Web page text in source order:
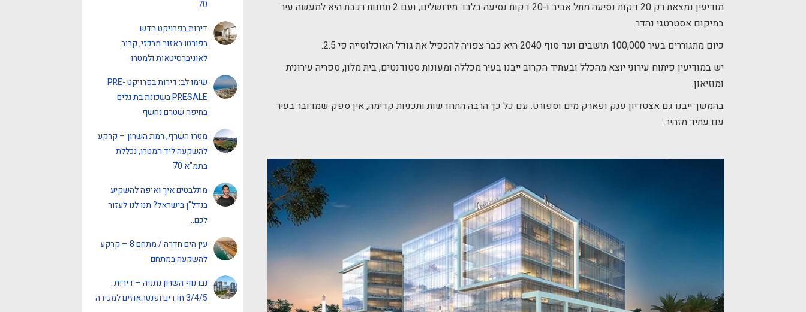
מודיעין נמצאת רק 20 דקות נסיעה מתל אביב ו-20 דקות נסיעה בלבד מירושלים, ועם 2 תחנות רכבת היא למעשה עיר
במיקום אסטרטגי נהדר.
כיום מתגוררים בעיר 100,000 תושבים ועד סוף 2040 היא כבר צפויה להכפיל את גודל האוכלוסייה פי 2.5.
יש במודיעין פיתוח עירוני יוצא מהכלל ובעתיד הקרוב ייבנו בעיר מכללה ומעונות סטודנטים, בית מלון, ספריה עירונית
ומוזיאון.
בהמשך ייבנו גם אצטדיון ענק ופארק מים וספורט. עם כל כך הרבה התחדשות ותכניות קדימה, אין ספק שמדובר בעיר
עם עתיד מזהיר.
70
דירות בפרויקט חדש
בפורטו באזור מרכזי, קרוב
לאוניברסיטאות ולמטרו
שימו לב: דירות בפרויקט PRE-
PRESALE בשכונת בת גלים
בחיפה שטרם נחשף
מטרו השרף, רמת השרון – קרקע
להשקעה ליד המטרו, נכללת
בתמ"א 70
מתלבטים איך ואיפה להשקיע
בנדל"ן בישראל? תנו לנו לעזור
לכם…
עין הים חדרה / מתחם 8 – קרקע
להשקעה במתחם
נבו נוף השרון נתניה – דירות
3/4/5 חדרים ופנטהאוזים למכירה